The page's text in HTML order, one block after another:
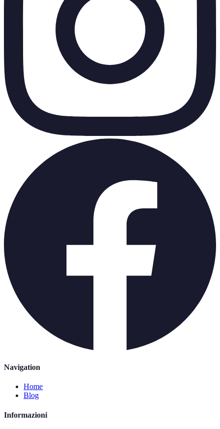
Navigation
Home
Blog
Informazioni